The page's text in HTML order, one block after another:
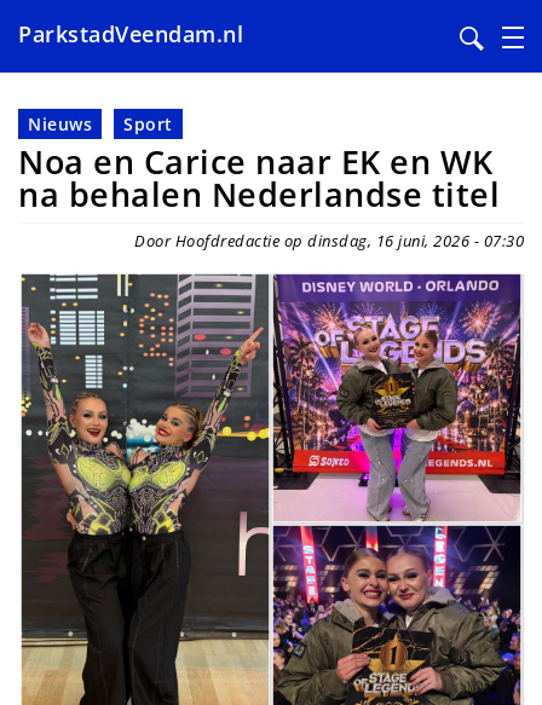
en
naar
de
inhoud
ParkstadVeendam.nl
Nieuws Sport
Noa en Carice naar EK en WK
na behalen Nederlandse titel
Door Hoofdredactie op dinsdag, 16 juni, 2026 - 07:30